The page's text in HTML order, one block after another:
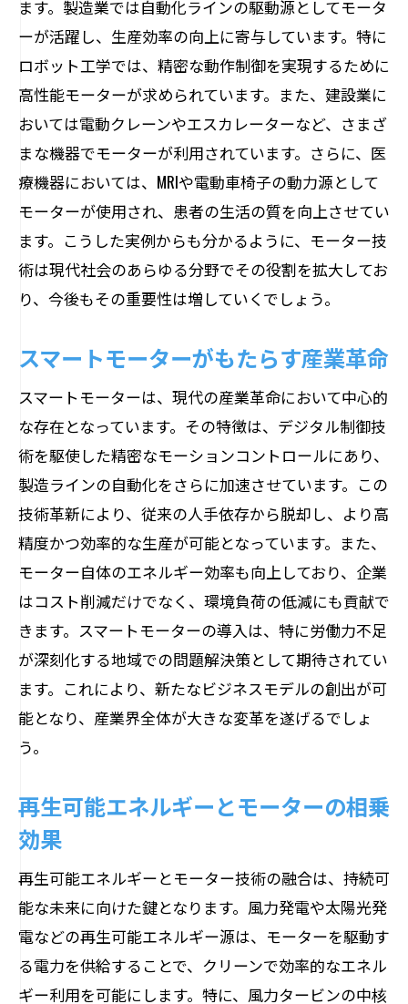
ます。製造業では自動化ラインの駆動源としてモータ
ーが活躍し、生産効率の向上に寄与しています。特に
ロボット工学では、精密な動作制御を実現するために
高性能モーターが求められています。また、建設業に
おいては電動クレーンやエスカレーターなど、さまざ
まな機器でモーターが利用されています。さらに、医
療機器においては、MRIや電動車椅子の動力源として
モーターが使用され、患者の生活の質を向上させてい
ます。こうした実例からも分かるように、モーター技
術は現代社会のあらゆる分野でその役割を拡大してお
り、今後もその重要性は増していくでしょう。
スマートモーターがもたらす産業革命
スマートモーターは、現代の産業革命において中心的
な存在となっています。その特徴は、デジタル制御技
術を駆使した精密なモーションコントロールにあり、
製造ラインの自動化をさらに加速させています。この
技術革新により、従来の人手依存から脱却し、より高
精度かつ効率的な生産が可能となっています。また、
モーター自体のエネルギー効率も向上しており、企業
はコスト削減だけでなく、環境負荷の低減にも貢献で
きます。スマートモーターの導入は、特に労働力不足
が深刻化する地域での問題解決策として期待されてい
ます。これにより、新たなビジネスモデルの創出が可
能となり、産業界全体が大きな変革を遂げるでしょ
う。
再生可能エネルギーとモーターの相乗
効果
再生可能エネルギーとモーター技術の融合は、持続可
能な未来に向けた鍵となります。風力発電や太陽光発
電などの再生可能エネルギー源は、モーターを駆動す
る電力を供給することで、クリーンで効率的なエネル
ギー利用を可能にします。特に、風力タービンの中核